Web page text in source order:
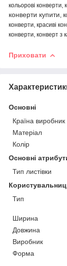
кольорові конверти,
конверти купити,
конверти, красиві
конверти, конверт з
Приховати
Основні
Країна виробник
Матеріал
Колір
Основні
Тип листівки
Тип
Ширина
Довжина
Виробник
Форма